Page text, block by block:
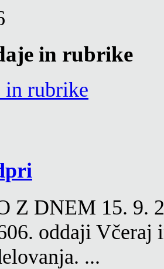
in rubrike
in rubrike
Z DNEM 15. 9.
oddaji Včeraj
...